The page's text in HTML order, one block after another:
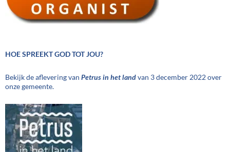
HOE SPREEKT GOD TOT JOU?
Bekijk de aflevering van Petrus in het landvan 3 december 2022 over
onze gemeente.